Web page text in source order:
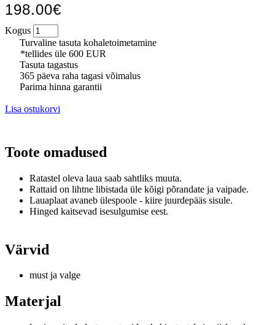
198.00€
Kogus
Turvaline tasuta kohaletoimetamine
*tellides üle 600 EUR
Tasuta tagastus
365 päeva raha tagasi võimalus
Parima hinna garantii
Lisa ostukorvi
Toote omadused
Ratastel oleva laua saab sahtliks muuta.
Rattaid on lihtne libistada üle kõigi põrandate ja vaipade.
Lauaplaat avaneb ülespoole - kiire juurdepääs sisule.
Hinged kaitsevad isesulgumise eest.
Värvid
must ja valge
Materjal